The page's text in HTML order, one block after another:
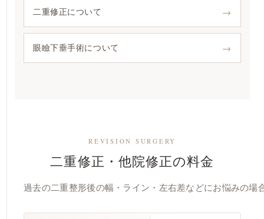
二重修正について →
眼瞼下垂手術について →
REVISION SURGERY
二重修正・他院修正の料金
過去の二重整形後の幅・ライン・左右差などにお悩みの